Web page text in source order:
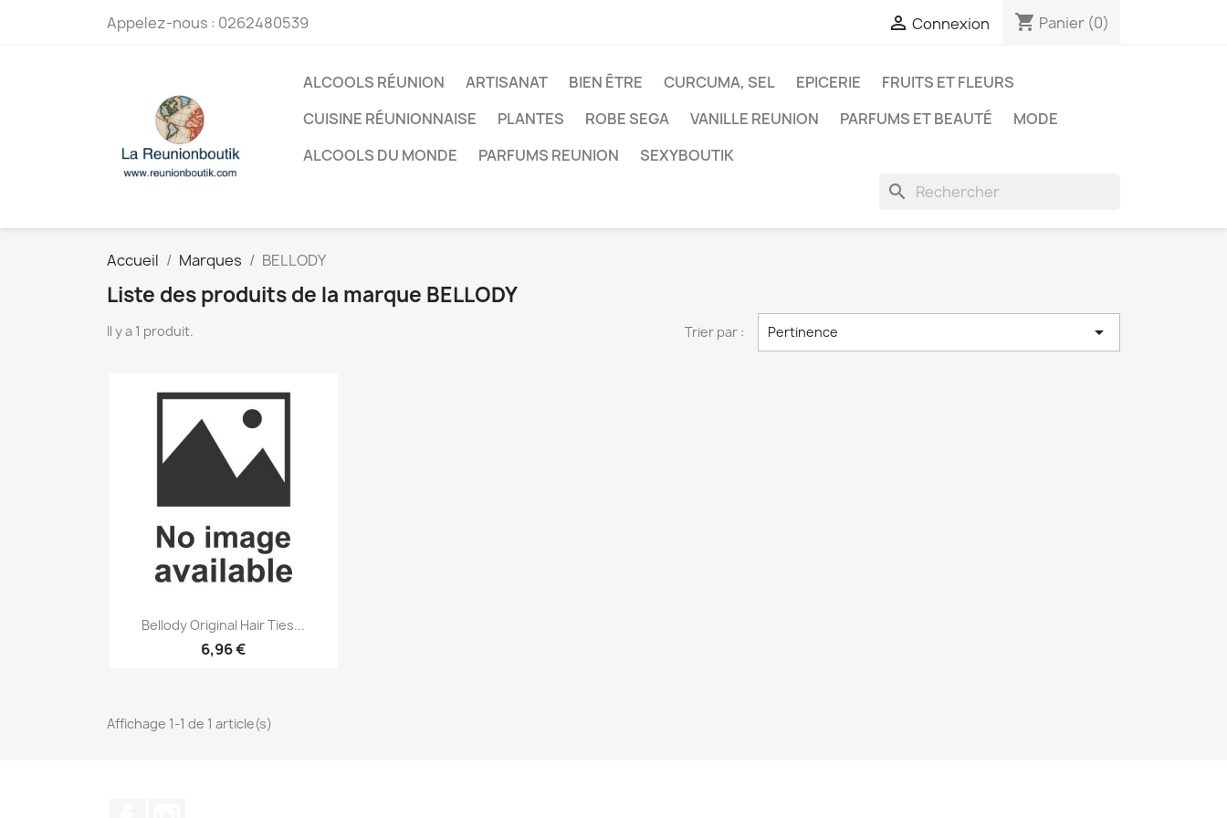
Appelez-nous : 0262480539  Connexion shopping_cart Panier (0)
ALCOOLS RÉUNION ARTISANAT BIEN ÊTRE CURCUMA, SEL EPICERIE
FRUITS ET FLEURS
CUISINE RÉUNIONNAISE
PLANTES ROBE SEGA VANILLE REUNION PARFUMS ET BEAUTÉ
MODE
ALCOOLS DU MONDE
PARFUMS REUNION SEXYBOUTIK
search
Accueil Marques BELLODY
Liste des produits de la marque BELLODY
Il y a 1 produit. Trier par : Pertinence 
Aperçu rapide
Bellody Original Hair Ties...
6,96 €
Affichage 1-1 de 1 article(s)